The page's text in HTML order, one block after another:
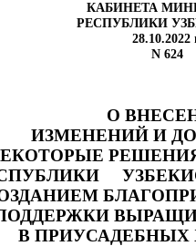
КАБИНЕТА
РЕСПУБЛИКИ
28.10.2022
N 624
О
ИЗМЕНЕНИЙ И
В ПРИУСАДЕБНЫХ